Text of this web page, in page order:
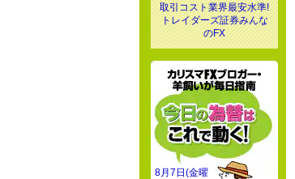
取引コスト業界最安水準!
トレイダーズ証券みんな
のFX
8月7日(金曜